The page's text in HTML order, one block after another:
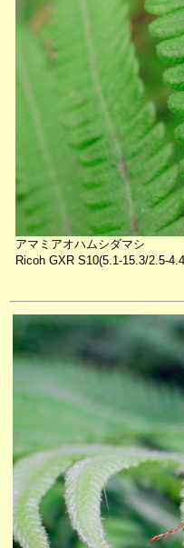
アマミアオハムシダマシ
Ricoh GXR S10(5.1-15.3/2.5-